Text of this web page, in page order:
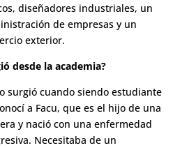
diseñadores industriales, un
de empresas y un
exterior.
desde la academia?
surgió cuando siendo estudiante
a Facu, que es el hijo de una
y nació con una enfermedad
Necesitaba de un